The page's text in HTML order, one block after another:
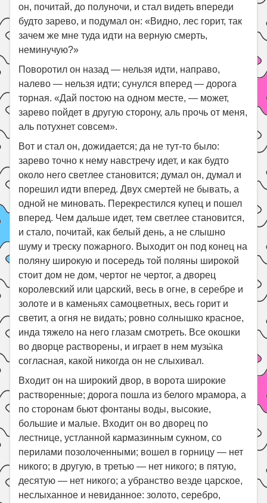
он, почитай, до полуночи, и стал видеть впереди
будто зарево, и подумал он: «Видно, лес горит, так
зачем же мне туда идти на верную смерть,
неминучую?»
Поворотил он назад — нельзя идти, направо,
налево — нельзя идти; сунулся вперед — дорога
торная. «Дай постою на одном месте, — может,
зарево пойдет в другую сторону, аль прочь от меня,
аль потухнет совсем».
Вот и стал он, дожидается; да не тут-то было:
зарево точно к нему навстречу идет, и как будто
около него светлее становится; думал он, думал и
порешил идти вперед. Двух смертей не бывать, а
одной не миновать. Перекрестился купец и пошел
вперед. Чем дальше идет, тем светлее становится,
и стало, почитай, как белый день, а не слышно
шуму и треску пожарного. Выходит он под конец на
поляну широкую и посередь той поляны широкой
стоит дом не дом, чертог не чертог, а дворец
королевский или царский, весь в огне, в серебре и
золоте и в каменьях самоцветных, весь горит и
светит, а огня не видать; ровно солнышко красное,
инда тяжело на него глазам смотреть. Все окошки
во дворце растворены, и играет в нем музы́ка
согласная, какой никогда он не слыхивал.
Входит он на широкий двор, в ворота широкие
растворенные; дорога пошла из белого мрамора, а
по сторонам бьют фонтаны воды, высокие,
большие и малые. Входит он во дворец по
лестнице, устланной кармазинным сукном, со
перилами позолоченными; вошел в горницу — нет
никого; в другую, в третью — нет никого; в пятую,
десятую — нет никого; а убранство везде царское,
неслыханное и невиданное: золото, серебро,